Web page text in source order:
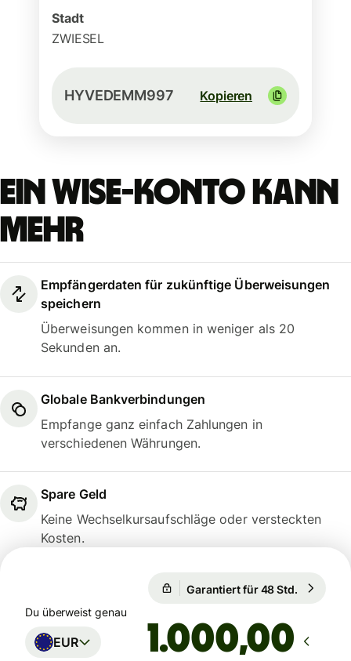
Stadt
ZWIESEL
HYVEDEMM997 Kopieren
Ein Wise-Konto kann
mehr
Empfängerdaten für zukünftige Überweisungen
speichern
Überweisungen kommen in weniger als 20
Sekunden an.
Globale Bankverbindungen
Empfange ganz einfach Zahlungen in
verschiedenen Währungen.
Spare Geld
Keine Wechselkursaufschläge oder versteckten
Kosten.
Garantiert für 48 Std.
Du überweist genau
EUR ,00